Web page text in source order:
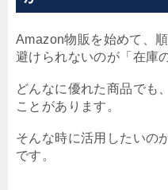
Amazon物販を始めて、
避けられないのが「在庫
どんなに優れた商品でも
ことがあります。
そんな時に活用したいの
です。